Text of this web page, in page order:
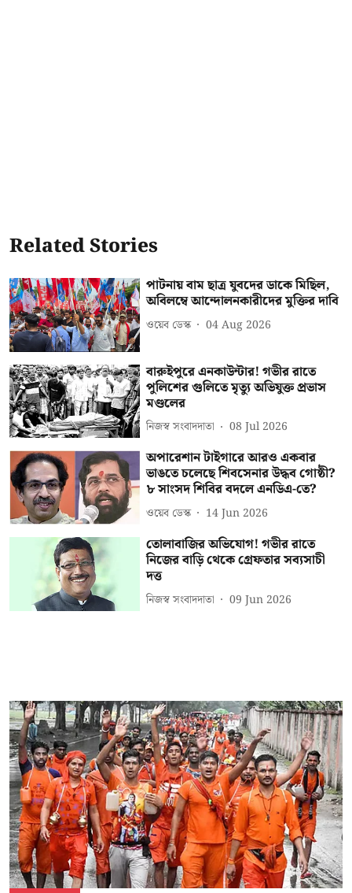
Related Stories
পাটনায় বাম ছাত্র যুবদের ডাকে মিছিল,
অবিলম্বে আন্দোলনকারীদের মুক্তির দাবি
ওয়েব ডেস্ক 04 Aug 2026
বারুইপুরে এনকাউন্টার! গভীর রাতে
পুলিশের গুলিতে মৃত্যু অভিযুক্ত প্রভাস
মণ্ডলের
নিজস্ব সংবাদদাতা 08 Jul 2026
অপারেশান টাইগারে আরও একবার
ভাঙতে চলেছে শিবসেনার উদ্ধব গোষ্ঠী?
৮ সাংসদ শিবির বদলে এনডিএ-তে?
ওয়েব ডেস্ক 14 Jun 2026
তোলাবাজির অভিযোগ! গভীর রাতে
নিজের বাড়ি থেকে গ্রেফতার সব্যসাচী
দত্ত
নিজস্ব সংবাদদাতা 09 Jun 2026